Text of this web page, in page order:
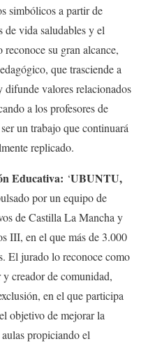
simbólicos a partir de
de vida saludables y el
su gran alcance,
que trasciende a
difunde valores relacionados
a los profesores de
un trabajo que continuará
replicado.
Educativa: ‘UBUNTU,
por un equipo de
de Castilla La Mancha y
III, en el que más de 3.000
El jurado lo reconoce como
creador de comunidad,
en el que participa
objetivo de mejorar la
propiciando el